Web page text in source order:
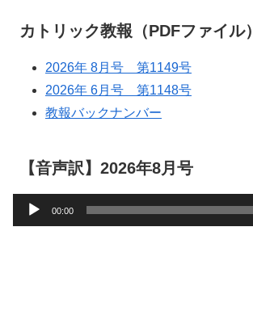
カトリック教報（PDFファイル）
2026年 8月号 第1149号
2026年 6月号 第1148号
教報バックナンバー
【音声訳】2026年8月号
声
00:00